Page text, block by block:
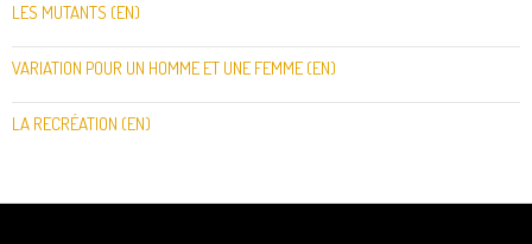
LES MUTANTS (EN)
VARIATION POUR UN HOMME ET UNE FEMME (EN)
LA RECRÉATION (EN)